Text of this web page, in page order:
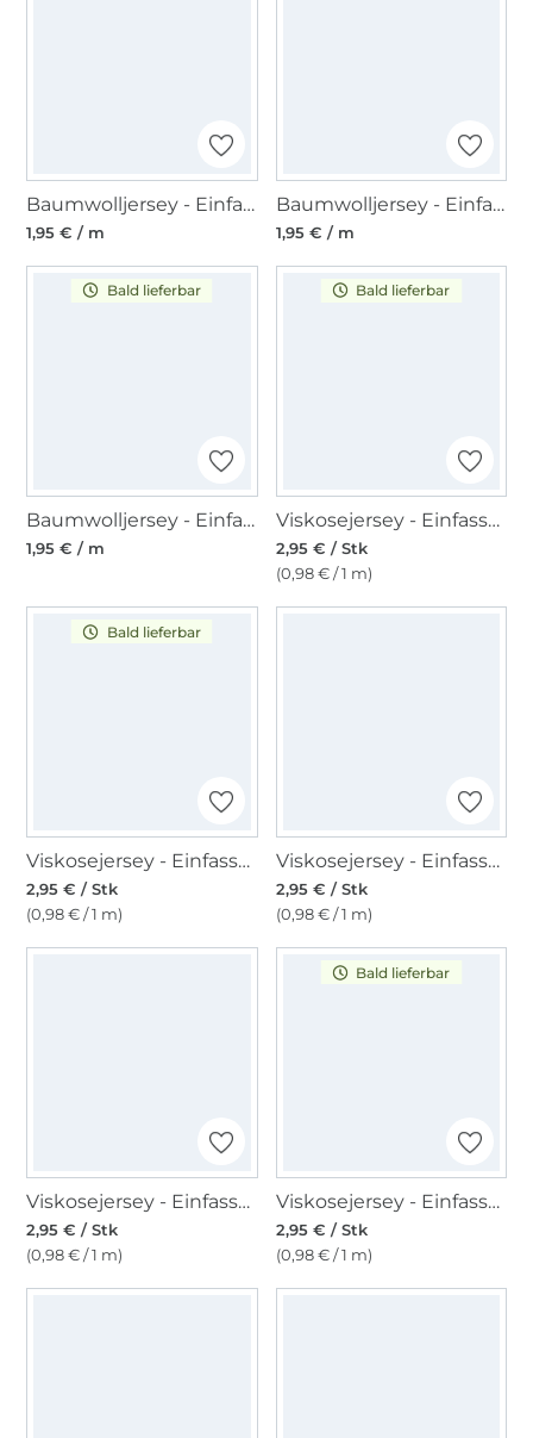
Baumwolljersey - Einfassband, royalblau
1,95 € / m
Baumwolljersey - Einfassband quer, hellmint
1,95 € / m
Bald lieferbar
Baumwolljersey - Einfassband quer, schwarz
1,95 € / m
Bald lieferbar
Viskosejersey - Einfassband 3m, marine
2,95 € / Stk
(0,98 € / 1 m)
Bald lieferbar
Viskosejersey - Einfassband 3m, signalrot
2,95 € / Stk
(0,98 € / 1 m)
Viskosejersey - Einfassband 3m, grau meliert
2,95 € / Stk
(0,98 € / 1 m)
Viskosejersey - Einfassband 3m, hellgrau meliert
2,95 € / Stk
(0,98 € / 1 m)
Bald lieferbar
Viskosejersey - Einfassband 3m, senfgelb
2,95 € / Stk
(0,98 € / 1 m)